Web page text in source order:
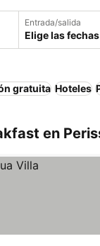
Entrada/salida
Elige las fechas
gratuita Hoteles
en